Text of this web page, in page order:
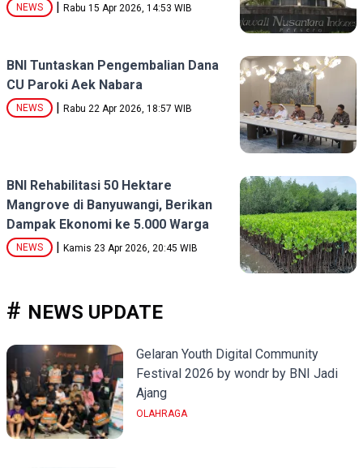
NEWS Rabu 15 Apr 2026, 14:53 WIB
BNI Tuntaskan Pengembalian Dana
CU Paroki Aek Nabara
NEWS Rabu 22 Apr 2026, 18:57 WIB
BNI Rehabilitasi 50 Hektare
Mangrove di Banyuwangi, Berikan
Dampak Ekonomi ke 5.000 Warga
NEWS Kamis 23 Apr 2026, 20:45 WIB
NEWS UPDATE
Gelaran Youth Digital Community
Festival 2026 by wondr by BNI Jadi
Ajang
OLAHRAGA